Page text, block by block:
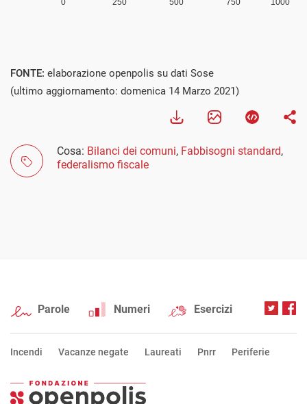
FONTE: elaborazione openpolis su dati Sose
(ultimo aggiornamento: domenica 14 Marzo 2021)
Cosa: Bilanci dei comuni, Fabbisogni standard,
federalismo fiscale
Parole Numeri Esercizi
Incendi Vacanze negate Laureati Pnrr Periferie